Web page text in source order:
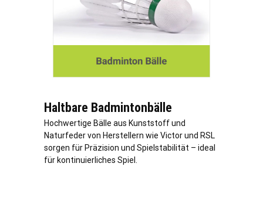
Haltbare Badmintonbälle
Hochwertige Bälle aus Kunststoff und
Naturfeder von Herstellern wie Victor und RSL
sorgen für Präzision und Spielstabilität – ideal
für kontinuierliches Spiel.